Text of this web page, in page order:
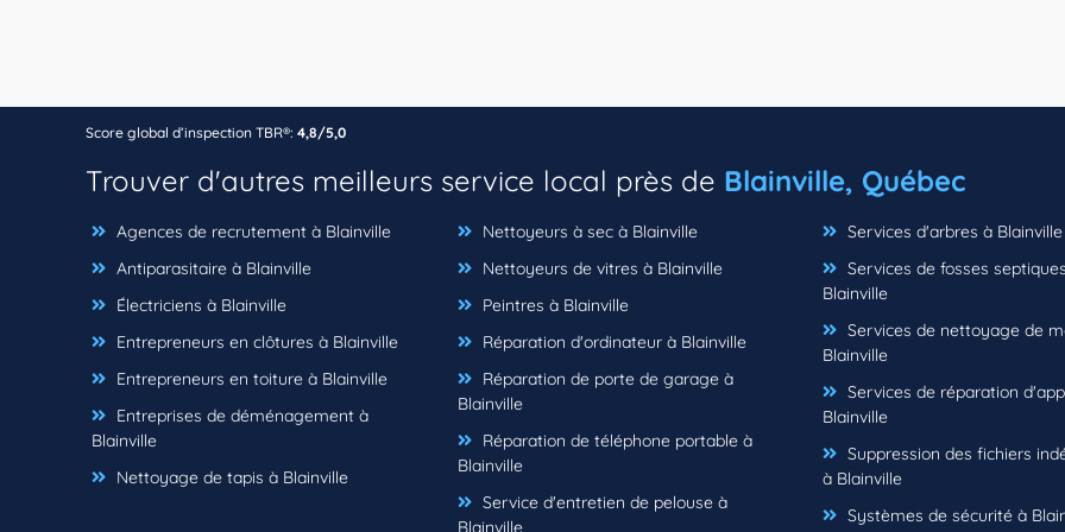
Score global d’inspection TBR®: 4,8/5,0
Trouver d'autres meilleurs service local près de Blainville, Québec
Agences de recrutement à Blainville
Antiparasitaire à Blainville
Électriciens à Blainville
Entrepreneurs en clôtures à Blainville
Entrepreneurs en toiture à Blainville
Entreprises de déménagement à
Blainville
Nettoyage de tapis à Blainville
Nettoyeurs à sec à Blainville
Nettoyeurs de vitres à Blainville
Peintres à Blainville
Réparation d'ordinateur à Blainville
Réparation de porte de garage à
Blainville
Réparation de téléphone portable à
Blainville
Service d'entretien de pelouse à
Blainville
Services d'arbres à Blainville
Services de fosses
Blainville
Services de nettoyage de
Blainville
Services de réparation
Blainville
Suppression des fichiers
à Blainville
Systèmes de sécurité à